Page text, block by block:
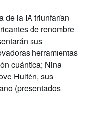
de la IA triunfarían
de renombre
arán sus
herramientas
cuántica; Nina
Hultén, sus
(presentados